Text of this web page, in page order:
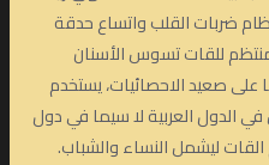
ضربات القلب واتساع حدقة
للقات تسوس الأسنان
على صعيد الاحصائيات، يستخدم
الدول العربية لا سيما في دول
القات ليشمل النساء والشباب.